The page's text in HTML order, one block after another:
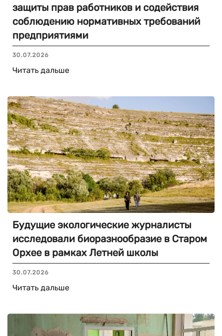
защиты прав работников и содействия
соблюдению нормативных требований
предприятиями
30.07.2026
Читать дальше
Будущие экологические журналисты
исследовали биоразнообразие в Старом
Орхее в рамках Летней школы
30.07.2026
Читать дальше